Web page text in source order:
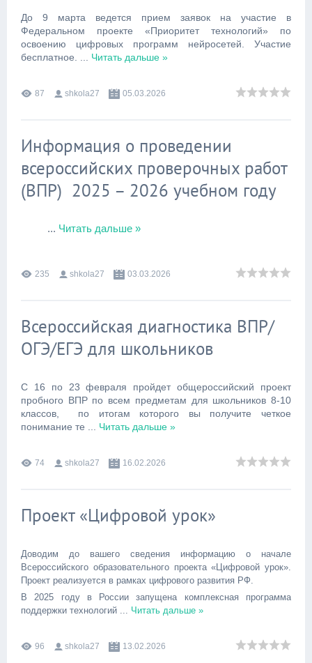
До 9 марта ведется прием заявок на участие в
Федеральном проекте «Приоритет технологий» по
освоению цифровых программ нейросетей. Участие
бесплатное.
Читать дальше »
87 shkola27 05.03.2026
Информация о проведении
всероссийских проверочных работ
(ВПР) 2025 – 2026 учебном году
... Читать дальше »
235 shkola27 03.03.2026
Всероссийская диагностика ВПР/
ОГЭ/ЕГЭ для школьников
С 16 по 23 февраля пройдет общероссийский проект
пробного ВПР по всем предметам для школьников 8-10
классов, по итогам которого вы получите четкое
понимание те
Читать дальше »
74 shkola27 16.02.2026
Проект «Цифровой урок»
Доводим до вашего сведения информацию о начале
Всероссийского образовательного проекта «Цифровой урок».
Проект реализуется в рамках цифрового развития РФ.
В 2025 году в России запущена комплексная программа
поддержки технологий ... Читать дальше »
96 shkola27 13.02.2026